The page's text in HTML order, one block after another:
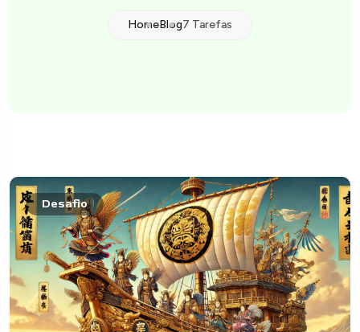
HomeBlog7 Tarefas
Desafio